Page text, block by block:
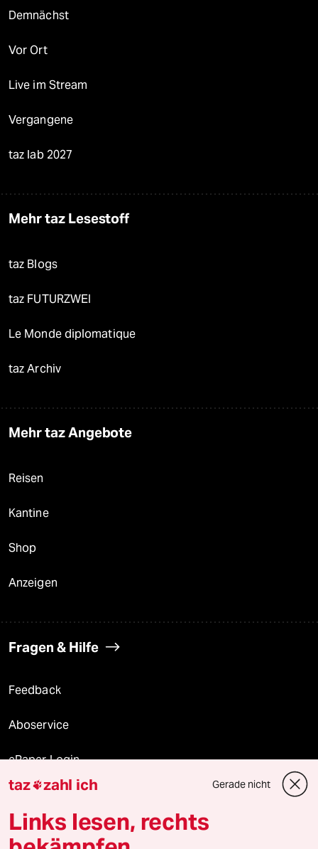
Demnächst
Vor Ort
Live im Stream
Vergangene
taz lab 2027
Mehr taz Lesestoff
taz Blogs
taz FUTURZWEI
Le Monde diplomatique
taz Archiv
Mehr taz Angebote
Reisen
Kantine
Shop
Anzeigen
Fragen & Hilfe
Feedback
Aboservice
ePaper Login
Downloads für Abonnierende
taz zahl ich Gerade nicht
Links lesen, rechts